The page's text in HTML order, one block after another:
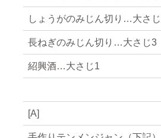
しょうがのみじん切り…大さ
長ねぎのみじん切り…大さじ3
紹興酒…大さじ1
[A]